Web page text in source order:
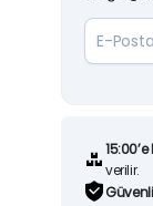
verilir.